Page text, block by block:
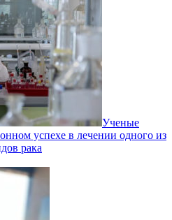
Ученые
успехе в лечении одного из
рака